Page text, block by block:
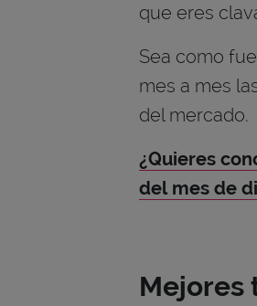
que eres
Sea como
mes a mes
del mercado.
¿Quieres
del mes de
Mejores